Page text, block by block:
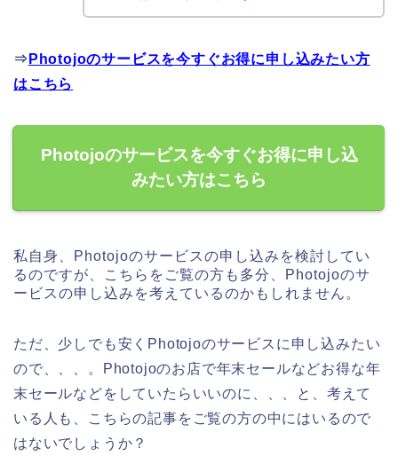
⇒ Photojoのサービスを今すぐお得に申し込みたい方
はこちら
Photojoのサービスを今すぐお得に申し込
みたい方はこちら
私自身、Photojoのサービスの申し込みを検討してい
るのですが、こちらをご覧の方も多分、Photojoのサ
ービスの申し込みを考えているのかもしれません。
ただ、少しでも安くPhotojoのサービスに申し込みたい
ので、、、。Photojoのお店で年末セールなどお得な年
末セールなどをしていたらいいのに、、、と、考えて
いる人も、こちらの記事をご覧の方の中にはいるので
はないでしょうか？